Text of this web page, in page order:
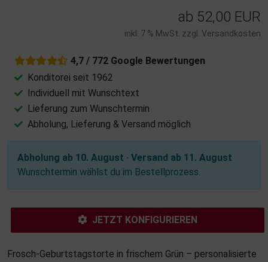
ab 52,00 EUR
inkl. 7 % MwSt. zzgl. Versandkosten
4,7 / 772 Google Bewertungen
Konditorei seit 1962
Individuell mit Wunschtext
Lieferung zum Wunschtermin
Abholung, Lieferung & Versand möglich
Abholung ab 10. August · Versand ab 11. August
Wunschtermin wählst du im Bestellprozess.
JETZT KONFIGURIEREN
Frosch-Geburtstagstorte in frischem Grün – personalisierte